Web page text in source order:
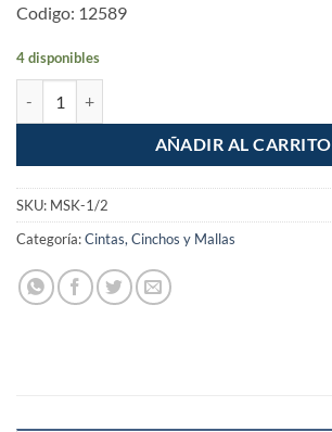
Codigo: 12589
4 disponibles
AÑADIR AL CARRITO
SKU: MSK-1/2
Categoría:Cintas, Cinchos y Mallas